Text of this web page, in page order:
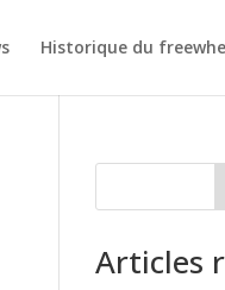
Historique du
Articles